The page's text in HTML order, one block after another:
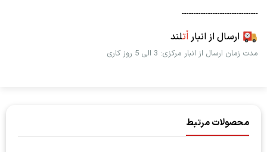
--------------------------------
ارسال از انباراُتلند
مدت زمان ارسال از انبار مرکزی: 3 الی 5 روز کاری
محصولات مرتبط